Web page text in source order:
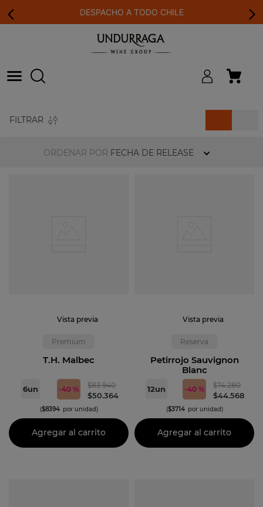
DESPACHO A TODO CHILE
FILTRAR
ORDENAR POR FECHA DE RELEASE
Vista previa
Premium
T.H. Malbec
6un -40 % $83.940
$50.364
($8394 por unidad)
Agregar al carrito
Vista previa
Reserva
Petirrojo Sauvignon
Blanc
12un -40 % $74.280
$44.568
($3714 por unidad)
Agregar al carrito